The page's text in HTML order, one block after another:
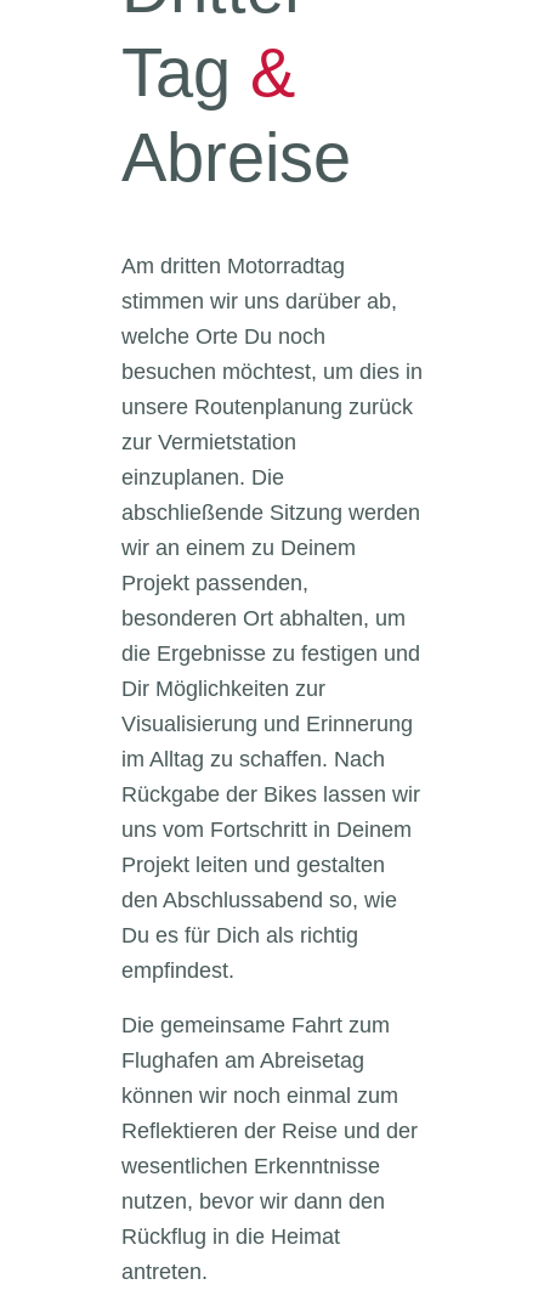
Tag &
Abreise
Am dritten Motorradtag
stimmen wir uns darüber ab,
welche Orte Du noch
besuchen möchtest, um dies in
unsere Routenplanung zurück
zur Vermietstation
einzuplanen. Die
abschließende Sitzung werden
wir an einem zu Deinem
Projekt passenden,
besonderen Ort abhalten, um
die Ergebnisse zu festigen und
Dir Möglichkeiten zur
Visualisierung und Erinnerung
im Alltag zu schaffen. Nach
Rückgabe der Bikes lassen wir
uns vom Fortschritt in Deinem
Projekt leiten und gestalten
den Abschlussabend so, wie
Du es für Dich als richtig
empfindest.
Die gemeinsame Fahrt zum
Flughafen am Abreisetag
können wir noch einmal zum
Reflektieren der Reise und der
wesentlichen Erkenntnisse
nutzen, bevor wir dann den
Rückflug in die Heimat
antreten.